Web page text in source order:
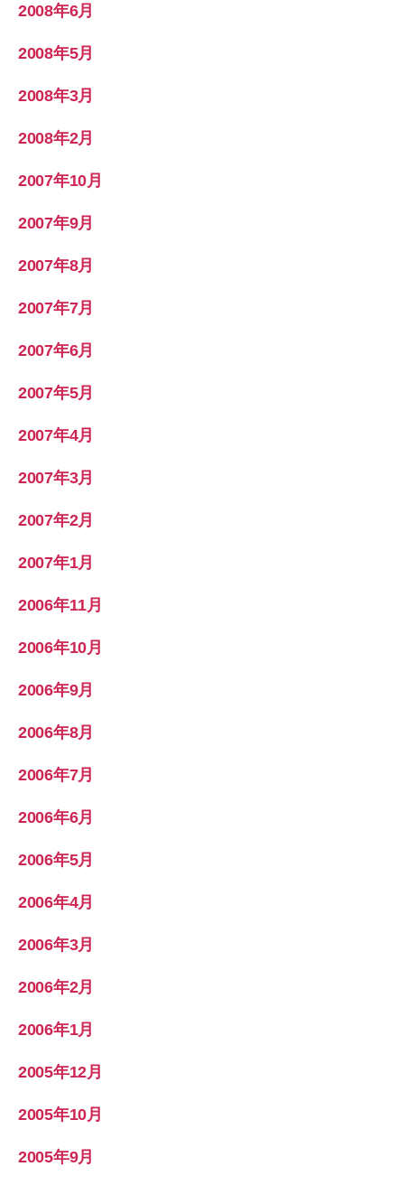
2008年6月
2008年5月
2008年3月
2008年2月
2007年10月
2007年9月
2007年8月
2007年7月
2007年6月
2007年5月
2007年4月
2007年3月
2007年2月
2007年1月
2006年11月
2006年10月
2006年9月
2006年8月
2006年7月
2006年6月
2006年5月
2006年4月
2006年3月
2006年2月
2006年1月
2005年12月
2005年10月
2005年9月